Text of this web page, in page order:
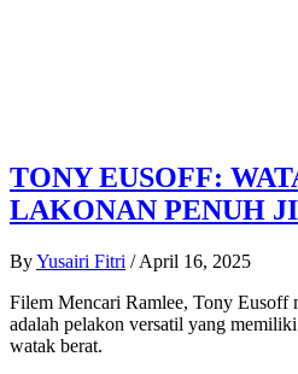
TONY EUSOFF:
LAKONAN PENUH
ByYusairi Fitri / April 16, 2025
Filem Mencari Ramlee, Tony Eusoff
adalah pelakon versatil yang
watak berat.